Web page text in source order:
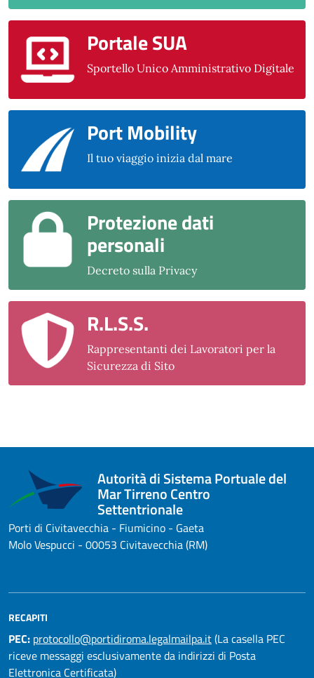
Portale SUA
Sportello Unico Amministrativo Digitale
Port Mobility
Il tuo viaggio inizia dal mare
Protezione dati
personali
Decreto sulla Privacy
R.L.S.S.
Rappresentanti dei Lavoratori per la
Sicurezza di Sito
Autorità di Sistema Portuale del
Mar Tirreno Centro
Settentrionale
Porti di Civitavecchia - Fiumicino - Gaeta
Molo Vespucci - 00053 Civitavecchia (RM)
RECAPITI
PEC: protocollo@portidiroma.legalmailpa.it(La casella PEC
riceve messaggi esclusivamente da indirizzi di Posta
Elettronica Certificata)